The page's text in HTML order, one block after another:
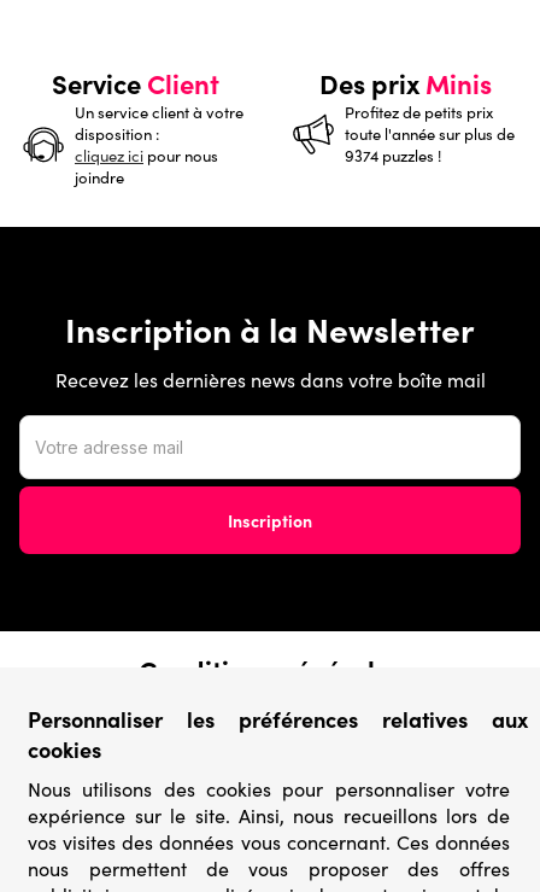
ServiceClient
Un service client à votre
disposition :
cliquez ici pour nous
joindre
Des prixMinis
Profitez de petits prix
toute l'année sur plus de
9374 puzzles !
Inscription à la Newsletter
Recevez les dernières news dans votre boîte mail
Conditions générales
› Conditions de vente
› Conditions d’utilisation
› Confidentialité & Protection des Données
› Informations légales
Catégories
› Marques
Personnaliser les préférences relatives aux
cookies
Nous utilisons des cookies pour personnaliser votre
expérience sur le site. Ainsi, nous recueillons lors de
vos visites des données vous concernant. Ces données
nous permettent de vous proposer des offres